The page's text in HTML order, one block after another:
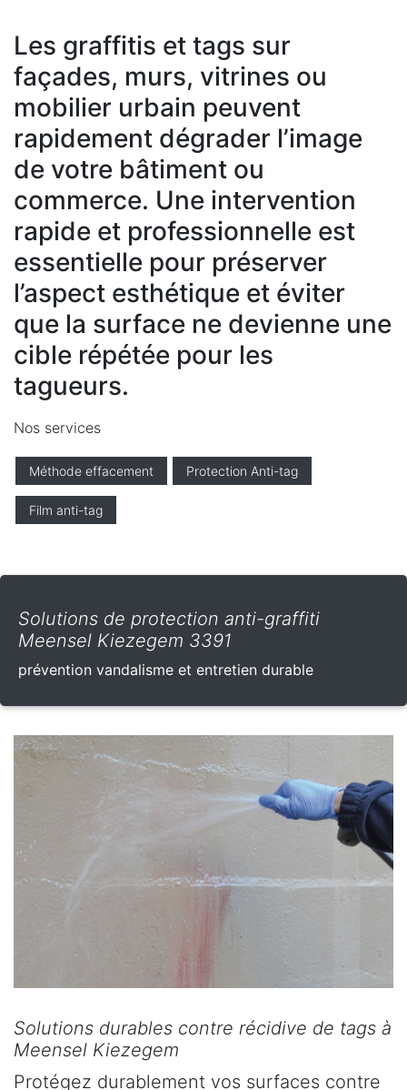
Les graffitis et tags sur
façades, murs, vitrines ou
mobilier urbain peuvent
rapidement dégrader l’image
de votre bâtiment ou
commerce. Une intervention
rapide et professionnelle est
essentielle pour préserver
l’aspect esthétique et éviter
que la surface ne devienne une
cible répétée pour les
tagueurs.
Nos services
Méthode effacement Protection Anti-tag
Film anti-tag
Solutions de protection anti-graffiti
Meensel Kiezegem 3391
prévention vandalisme et entretien durable
Solutions durables contre récidive de tags à
Meensel Kiezegem
Protégez durablement vos surfaces contre